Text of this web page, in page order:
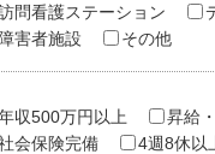
問看護ステーション
害者施設
その他
収500万円以上 昇給
会保険完備
4週8休以